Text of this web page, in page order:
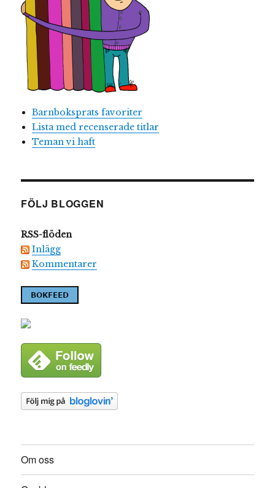
Barnboksprats favoriter
Lista med recenserade titlar
Teman vi haft
FÖLJ BLOGGEN
RSS-flöden
Inlägg
Kommentarer
Om oss